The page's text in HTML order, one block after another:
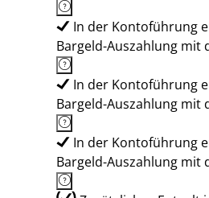
In der Kontoführung
Bargeld-Auszahlung mit
In der Kontoführung
Bargeld-Auszahlung
In der Kontoführung
Bargeld-Auszahlung